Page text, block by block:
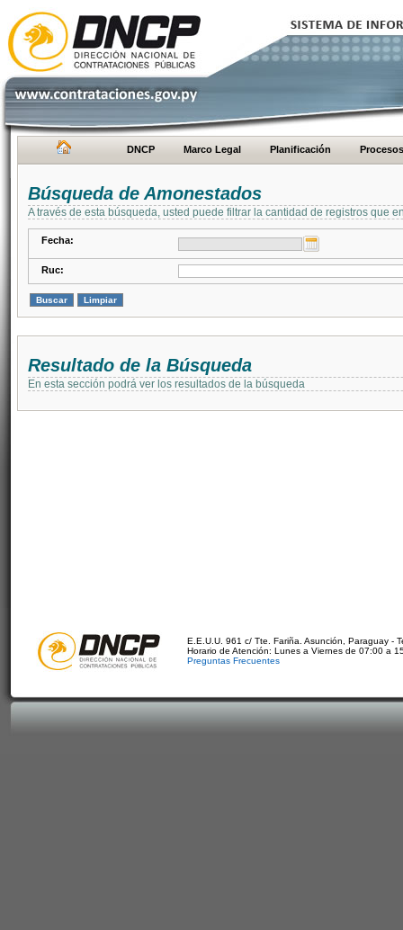
DNCP Marco Legal Planificación Procesos
Búsqueda de Amonestados
A través de esta búsqueda, usted puede filtrar la cantidad de registros que
Fecha:
Ruc:
Resultado de la Búsqueda
En esta sección podrá ver los resultados de la búsqueda
E.E.U.U. 961 c/ Tte. Fariña. Asunción, Paraguay -
Horario de Atención: Lunes a Viernes de 07:00 a
Preguntas Frecuentes